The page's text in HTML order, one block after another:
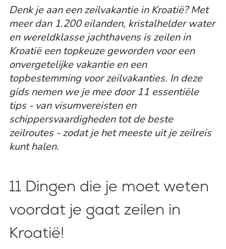
Denk je aan een zeilvakantie in Kroatië? Met
meer dan 1.200 eilanden, kristalhelder water
en wereldklasse jachthavens is zeilen in
Kroatië een topkeuze geworden voor een
onvergetelijke vakantie en een
topbestemming voor zeilvakanties. In deze
gids nemen we je mee door 11 essentiële
tips - van visumvereisten en
schippersvaardigheden tot de beste
zeilroutes - zodat je het meeste uit je zeilreis
kunt halen.
11 Dingen die je moet weten
voordat je gaat zeilen in
Kroatië!